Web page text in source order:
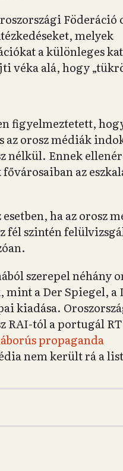
Föderáció
melyek
a különleges
véka alá, hogy
figyelmeztetett,
orosz médiák
nélkül. Ennek
az
ha az orosz
fél szintén
szerepel néhány
mint a Der Spiegel, a
kiadása.
RAI-tól a portugál
propaganda
nem került rá a